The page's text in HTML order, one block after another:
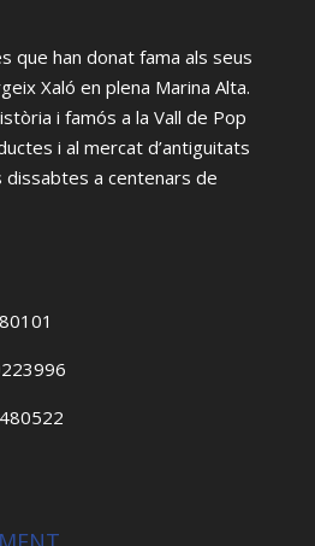
que han donat fama als seus
Xaló en plena Marina Alta.
i famós a la Vall de Pop
i al mercat d’antiguitats
a centenars de